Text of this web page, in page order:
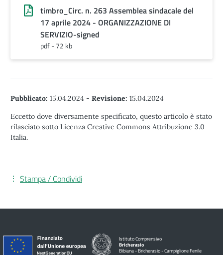
timbro_Circ. n. 263 Assemblea sindacale del
17 aprile 2024 - ORGANIZZAZIONE DI
SERVIZIO-signed
pdf - 72 kb
Pubblicato: 15.04.2024 - Revisione: 15.04.2024
Eccetto dove diversamente specificato, questo articolo è stato
rilasciato sotto Licenza Creative Commons Attribuzione 3.0
Italia.
Stampa / Condividi
Istituto Comprensivo
Bricherasio
Bibiana - Bricherasio - Campiglione Fenile